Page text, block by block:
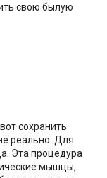
свою былую
сохранить
реально. Для
Эта процедура
мышцы,